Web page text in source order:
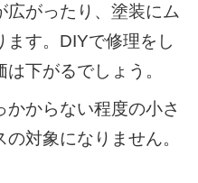
がったり、塗装にム
ます。DIYで修理をし
下がるでしょう。
からない程度の小さ
対象になりません。